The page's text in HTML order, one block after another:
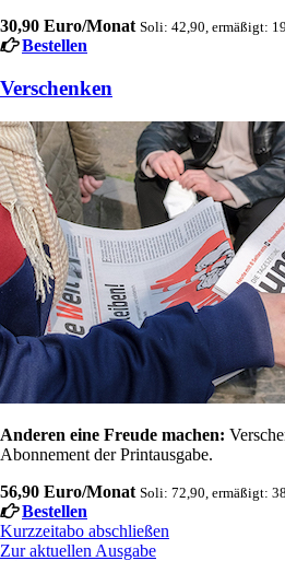
30,90 Euro/Monat Soli: 42,90, ermäßigt:
Bestellen
Verschenken
Anderen eine Freude machen:
Abonnement der Printausgabe.
56,90 Euro/Monat Soli: 72,90, ermäßigt:
Bestellen
Kurzzeitabo abschließen
Zur aktuellen Ausgabe